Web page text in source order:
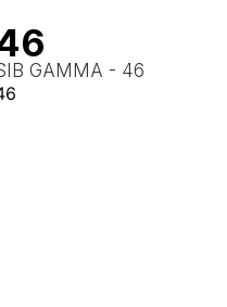
GAMMA - 46